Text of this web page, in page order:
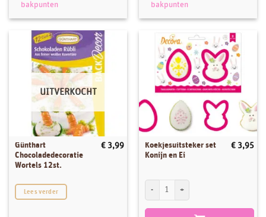
bakpunten
bakpunten
UITVERKOCHT
Günthart
Chocoladedecoratie
Wortels 12st.
€ 3,99
Lees verder
Koekjesuitsteker set
Konijn en Ei
€ 3,95
Koekjesuitsteker set Konijn en Ei aantal